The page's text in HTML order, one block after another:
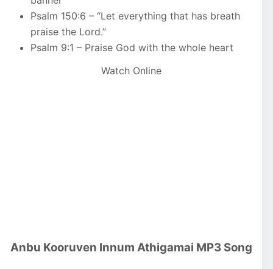
Psalm 150:6 – “Let everything that has breath
praise the Lord.”
Psalm 9:1 – Praise God with the whole heart
Watch Online
Anbu Kooruven Innum Athigamai MP3 Song